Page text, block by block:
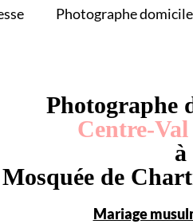
Photographe
Photographe
Centre-
de
Mariage